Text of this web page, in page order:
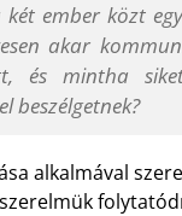
ember közt
akar
és mintha
beszélgetnek?
alkalmával